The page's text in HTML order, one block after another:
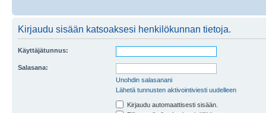
Kirjaudu sisään katsoaksesi henkilökunnan tietoja.
Käyttäjätunnus:
Salasana:
Unohdin salasanani
Lähetä tunnusten aktivointiviesti uudelleen
Kirjaudu automaattisesti sisään.